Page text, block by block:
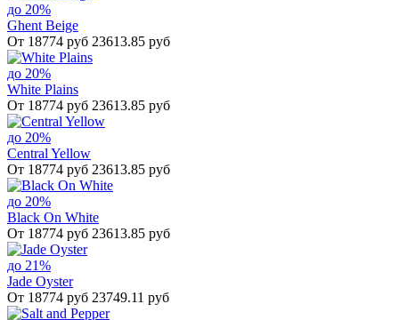
до 20%
Ghent Beige
От 18774 руб 23613.85 руб
до 20%
White Plains
От 18774 руб 23613.85 руб
до 20%
Central Yellow
От 18774 руб 23613.85 руб
до 20%
Black On White
От 18774 руб 23613.85 руб
до 21%
Jade Oyster
От 18774 руб 23749.11 руб